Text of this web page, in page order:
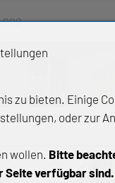
888
zu bieten. Einige
oder zur
wollen. Bitte
Seite verfügbar sind.